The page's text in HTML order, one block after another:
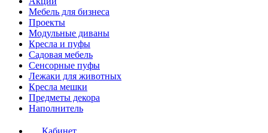
Мебель для бизнеса
Проекты
Модульные диваны
Кресла и пуфы
Садовая мебель
Сенсорные пуфы
Лежаки для животных
Кресла мешки
Предметы декора
Наполнитель
Кабинет